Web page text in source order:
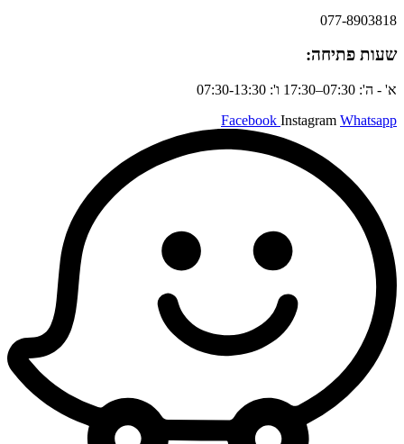
077-8903818
שעות פתיחה:
א' - ה': 07:30–17:30 ו': 07:30-13:30
Facebook Instagram Whatsapp